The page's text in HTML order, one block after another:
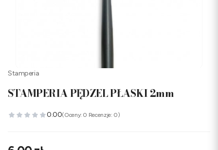
Stamperia
STAMPERIA PĘDZEL PŁASKI 2mm
0.00(Oceny: 0 Recenzje: 0)